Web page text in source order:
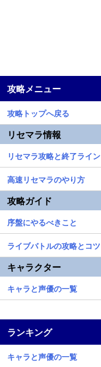
攻略メニュー
攻略トップへ戻る
リセマラ情報
リセマラ攻略と終了ライン
高速リセマラのやり方
攻略ガイド
序盤にやるべきこと
ライブバトルの攻略とコツ
キャラクター
キャラと声優の一覧
ランキング
キャラと声優の一覧